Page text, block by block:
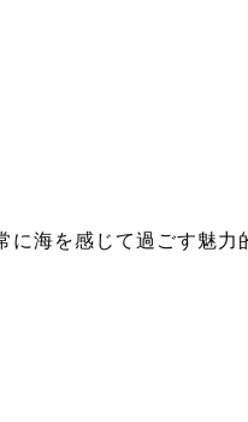
海を感じて過ごす魅力